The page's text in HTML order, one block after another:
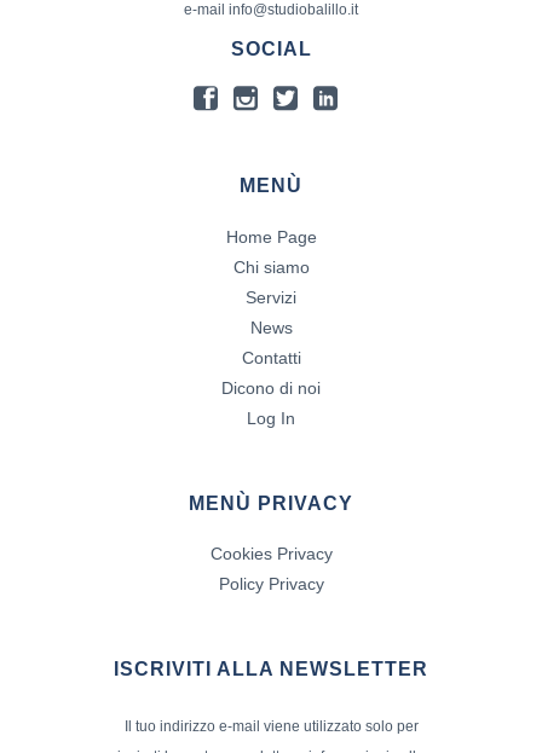
e-mail info@studiobalillo.it
SOCIAL
MENÙ
Home Page
Chi siamo
Servizi
News
Contatti
Dicono di noi
Log In
MENÙ PRIVACY
Cookies Privacy
Policy Privacy
ISCRIVITI ALLA NEWSLETTER
Il tuo indirizzo e-mail viene utilizzato solo per